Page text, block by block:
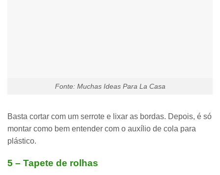
Fonte: Muchas Ideas Para La Casa
Basta cortar com um serrote e lixar as bordas. Depois, é só
montar como bem entender com o auxílio de cola para
plástico.
5 – Tapete de rolhas